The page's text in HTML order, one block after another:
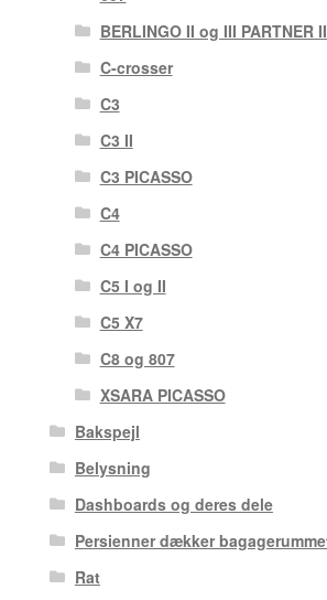
BERLINGO II og III PARTNER
C-crosser
C3
C3 II
C3 PICASSO
C4
C4 PICASSO
C5 I og II
C5 X7
C8 og 807
XSARA PICASSO
Bakspejl
Belysning
Dashboards og deres dele
Persienner dækker
Rat